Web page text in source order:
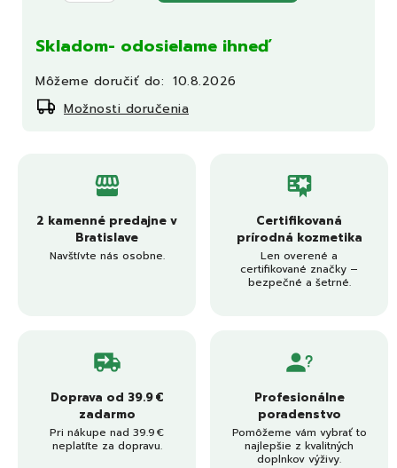
Skladom- odosielame ihneď
Môžeme doručiť do: 10.8.2026
Možnosti doručenia
2 kamenné predajne v
Bratislave
Navštívte nás osobne.
Certifikovaná
prírodná kozmetika
Len overené a
certifikované značky –
bezpečné a šetrné.
Doprava od 39.9 €
zadarmo
Pri nákupe nad 39.9 €
neplatíte za dopravu.
Profesionálne
poradenstvo
Pomôžeme vám vybrať to
najlepšie z kvalitných
doplnkov výživy.